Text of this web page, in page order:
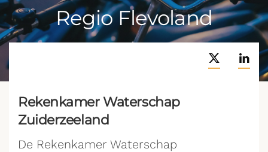
Regio Flevoland
Rekenkamer Waterschap
Zuiderzeeland
De Rekenkamer Waterschap